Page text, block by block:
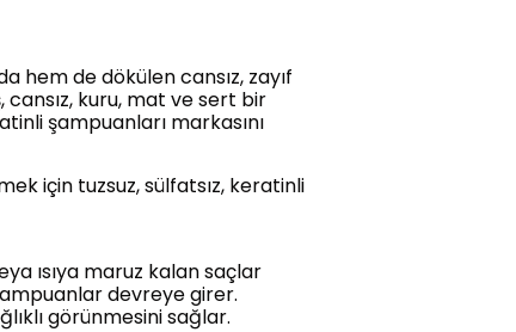
hem de dökülen cansız, zayıf
kuru, mat ve sert bir
şampuanları markasını
için tuzsuz, sülfatsız, keratinli
ısıya maruz kalan saçlar
devreye girer.
görünmesini sağlar.